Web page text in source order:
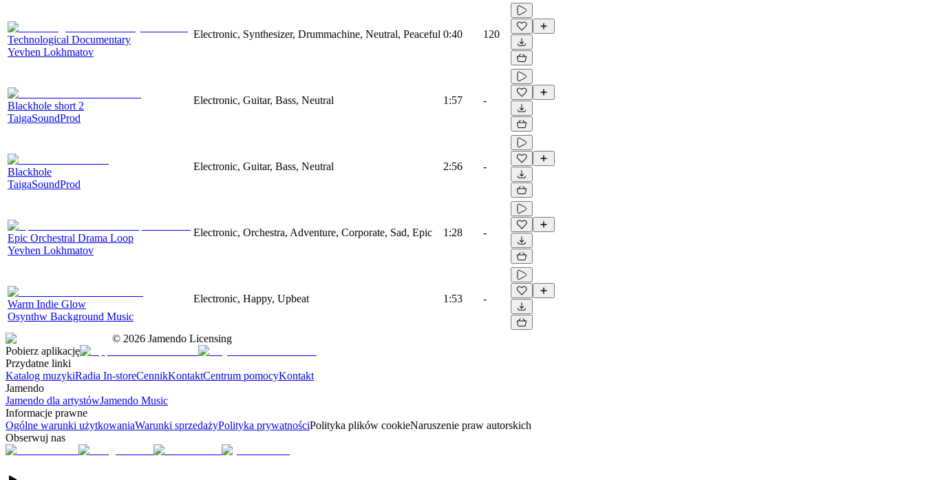
Technological Documentary
Yevhen Lokhmatov
Electronic, Synthesizer, Drummachine, Neutral, Peaceful 0:40 120
Blackhole short 2
TaigaSoundProd
Electronic, Guitar, Bass, Neutral 1:57 -
Blackhole
TaigaSoundProd
Electronic, Guitar, Bass, Neutral 2:56 -
Epic Orchestral Drama Loop
Yevhen Lokhmatov
Electronic, Orchestra, Adventure, Corporate, Sad, Epic 1:28 -
Warm Indie Glow
Osynthw Background Music
Electronic, Happy, Upbeat 1:53 -
© 2026 Jamendo Licensing
Pobierz aplikację
Przydatne linki
Katalog muzykiRadia In-storeCennikKontaktCentrum pomocyKontakt
Jamendo
Jamendo dla artystówJamendo Music
Informacje prawne
Ogólne warunki użytkowaniaWarunki sprzedażyPolityka prywatnościPolityka plików cookieNaruszenie praw autorskich
Obserwuj nas